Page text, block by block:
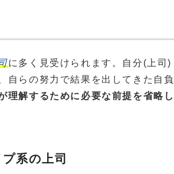
に多く見受けられます。自分(上司)
自らの努力で結果を出してきた自負
理解するために必要な前提を省略し
系の上司